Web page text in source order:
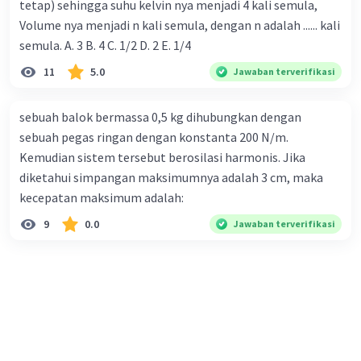
(T2 - T1) x R = (1/2 x m x R²) x (a/R)
T2 - T1 = 1/2 x m x a ....(iii)
Substitusikan persamaan (i) dan (ii) ke
[(m2 x g) - (m2 x a)] - [m1 x a] = 1/2 x m x a
(m2 x g) - (m1 + m2) a = 1/2 x m x a
(m2 x g) = (1/2 x m x a) + (m1 + m2) a
(m2 x g) = a (m1 + m2 + 1/2 m)
a = m2 x g / (m1 + m2 + 1/2 m)
a = 6 x 10 / (4 + 6 + 1/2 . 4)
a = 60/12
tetap) sehingga suhu kelvin nya menjadi 4 kali semula,
Volume nya menjadi n kali semula, dengan n adalah ...... kali
semula. A. 3 B. 4 C. 1/2 D. 2 E. 1/4
11 5.0 Jawaban terverifikasi
sebuah balok bermassa 0,5 kg dihubungkan dengan
sebuah pegas ringan dengan konstanta 200 N/m.
Kemudian sistem tersebut berosilasi harmonis. Jika
diketahui simpangan maksimumnya adalah 3 cm, maka
kecepatan maksimum adalah:
9 0.0 Jawaban terverifikasi